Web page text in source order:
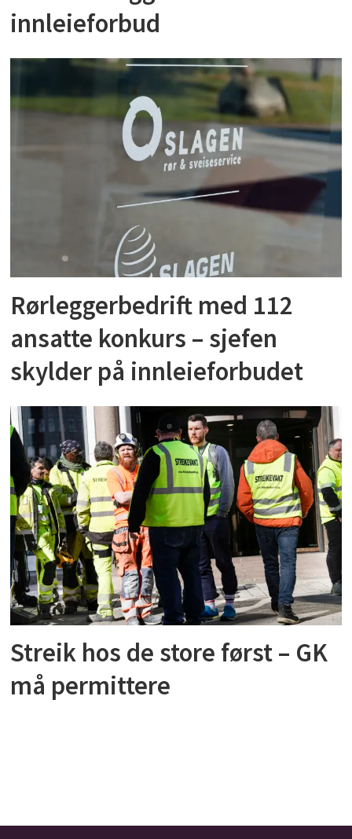
innleieforbud
Rørleggerbedrift med 112
ansatte konkurs – sjefen
skylder på innleieforbudet
Streik hos de store først – GK
må permittere